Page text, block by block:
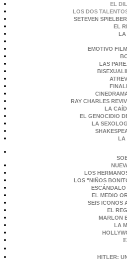
EL
LOS DOS
SETEVEN
EL
LA
EMOTIVO
LAS
RAY CHARLES
LA
EL GENOCIDIO
LA
LA
LOS
LOS "NIÑOS
ESCÁNDALO
EL MEDIO
SEIS ICONOS
EL
MARLON
LA
HITLER: